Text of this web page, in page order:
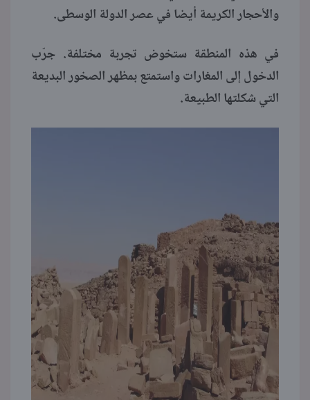
والأحجار الكريمة أيضا في عصر الدولة الوسطى.
في هذه المنطقة ستخوض تجربة مختلفة. جرّب
الدخول إلى المغارات واستمتع بمظهر الصخور البديعة
التي شكلتها الطبيعة.